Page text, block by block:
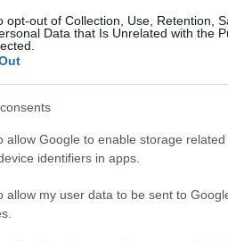
opt-out of Collection, Use, Retention,
Data that Is Unrelated with the
allow Google to enable storage
identifiers in apps.
allow my user data to be sent to
επιβεβαιώνουν τον
των κυριαρχικών
βαθμό ετοιμότητας και
της εδαφικής
μας
Νίκος Παναγιωτόπουλος
για την ενίσχυση των